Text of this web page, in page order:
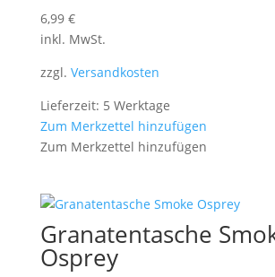
6,99 €
inkl. MwSt.
zzgl. Versandkosten
Lieferzeit: 5 Werktage
Zum Merkzettel hinzufügen
Zum Merkzettel hinzufügen
Granatentasche
Osprey